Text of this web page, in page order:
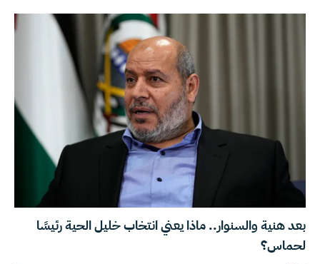
بعد هنية والسنوار.. ماذا يعني انتخاب خليل الحية رئيسًا
لحماس؟